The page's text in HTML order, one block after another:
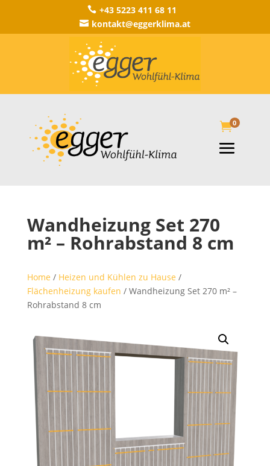
 +43 5223 411 68 11
 kontakt@eggerklima.at
0
Wandheizung Set 270
m² – Rohrabstand 8 cm
Home / Heizen und Kühlen zu Hause /
Flächenheizung kaufen / Wandheizung Set 270 m² –
Rohrabstand 8 cm